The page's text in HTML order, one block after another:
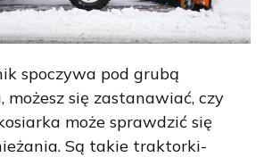
spoczywa pod grubą
się zastanawiać, czy
może sprawdzić się
Są takie traktorki-